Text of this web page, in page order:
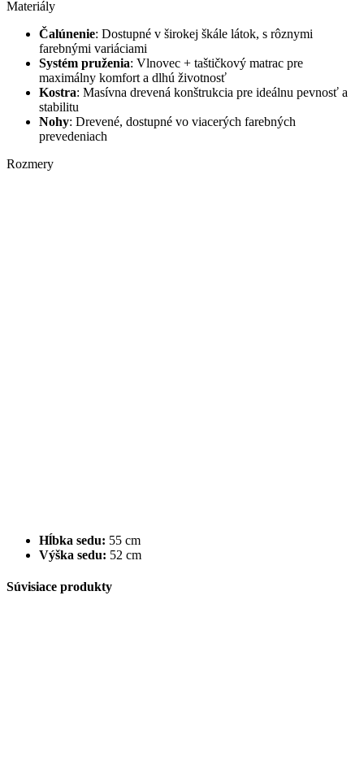
Materiály
Čalúnenie: Dostupné v širokej škále látok, s rôznymi
farebnými variáciami
Systém pruženia: Vlnovec + taštičkový matrac pre
maximálny komfort a dlhú životnosť
Kostra: Masívna drevená konštrukcia pre ideálnu pevnosť a
stabilitu
Nohy: Drevené, dostupné vo viacerých farebných
prevedeniach
Rozmery
Hĺbka sedu: 55 cm
Výška sedu: 52 cm
Súvisiace produkty